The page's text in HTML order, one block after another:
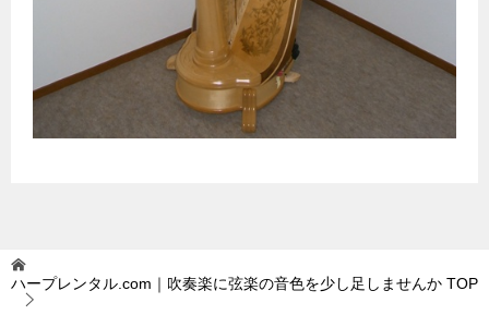
ハープレンタル.com｜吹奏楽に弦楽の音色を少し足しませんか TOP